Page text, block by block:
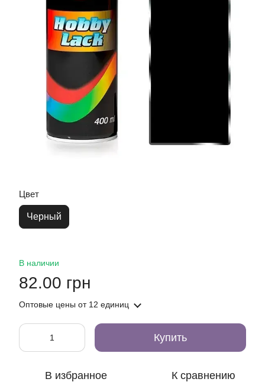
Цвет
Черный
В наличии
82.00 грн
Оптовые цены от 12 единиц
Купить
В избранное К сравнению